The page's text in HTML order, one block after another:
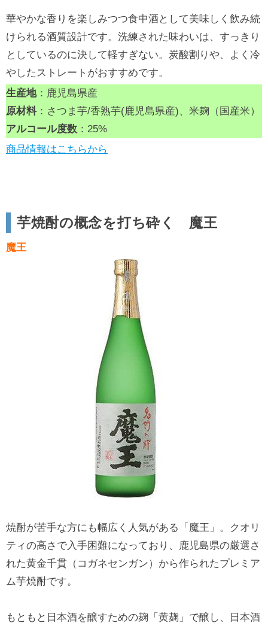
華やかな香りを楽しみつつ食中酒として美味しく飲み続
けられる酒質設計です。洗練された味わいは、すっきり
としているのに決して軽すぎない。炭酸割りや、よく冷
やしたストレートがおすすめです。
生産地：鹿児島県産
原材料：さつま芋/香熟芋(鹿児島県産)、米麹（国産米）
アルコール度数 ：25%
商品情報はこちらから
芋焼酎の概念を打ち砕く 魔王
魔王
焼酎が苦手な方にも幅広く人気がある「魔王」。クオリ
ティの高さで入手困難になっており、鹿児島県の厳選さ
れた黄金千貫（コガネセンガン）から作られたプレミア
ム芋焼酎です。
もともと日本酒を醸すための麹「黄麹」で醸し、日本酒